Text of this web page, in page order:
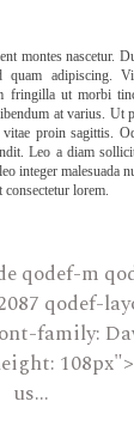
montes nascetur.
quam adipiscing.
fringilla ut morbi
at varius. Ut
proin sagittis.
Leo a diam
integer malesuada
lorem.
qodef-m
qodef-
family:
us...